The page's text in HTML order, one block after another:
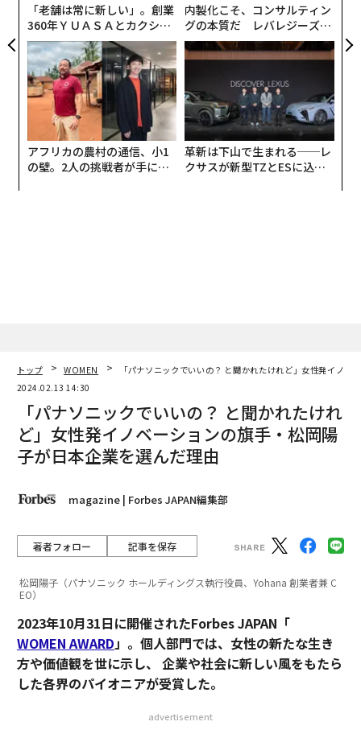
「老舗は常に新しい」。創業
360年ＹＵＡＳＡとカクシン
CEO田尻望が語る、AIを超え
る人の価値
内製化こそ、コンサルティン
グの本質だ レバレジーズが
実践する、次世代ファームの
全貌
アフリカの農村の通信、小1
の壁。2人の挑戦者が手にし
革新は下山で生まれる──レ
クサスが新型TZとESに込め
トップ WOMEN
「パナソニックでいいの？ と聞かれたけれど」女性発イノ
2024.02.13 14:30
「パナソニックでいいの？ と聞かれたけれ
ど」女性発イノベーションの旗手・松岡陽
子が日本企業を選んだ理由
magazine | Forbes JAPAN編集部
著者フォロー 記事を保存
松岡陽子（パナソニック ホールディングス執行役員、Yohana 創業者兼 C
EO）
2023年10月31日に開催されたForbes JAPAN「
WOMEN AWARD」。個人部門では、女性の新たな生き
方や価値観を世に示し、 企業や社会に新しい風をもたら
した各界のパイオニアが受賞した。
advertisement